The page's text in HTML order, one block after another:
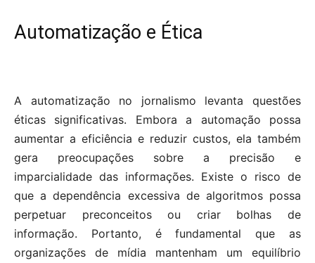
Automatização e Ética
A automatização no jornalismo levanta questões
éticas significativas. Embora a automação possa
aumentar a eficiência e reduzir custos, ela também
gera preocupações sobre a precisão e
imparcialidade das informações. Existe o risco de
que a dependência excessiva de algoritmos possa
perpetuar preconceitos ou criar bolhas de
informação. Portanto, é fundamental que as
organizações de mídia mantenham um equilíbrio